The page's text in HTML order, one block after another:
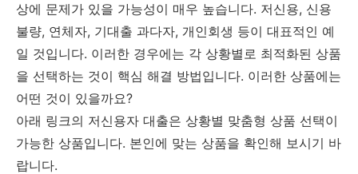
상에 문제가 있을 가능성이 매우 높습니다. 저신용, 신용
불량, 연체자, 기대출 과다자, 개인회생 등이 대표적인 예
일 것입니다. 이러한 경우에는 각 상황별로 최적화된 상품
을 선택하는 것이 핵심 해결 방법입니다. 이러한 상품에는
어떤 것이 있을까요?
아래 링크의 저신용자 대출은 상황별 맞춤형 상품 선택이
가능한 상품입니다. 본인에 맞는 상품을 확인해 보시기 바
랍니다.